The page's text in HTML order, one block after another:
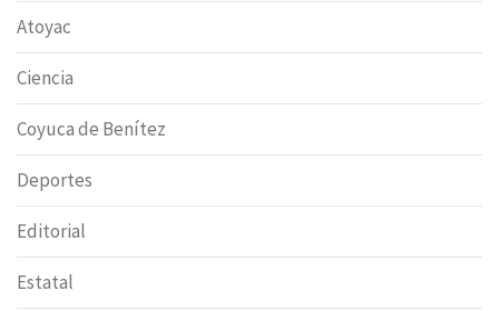
Atoyac
Ciencia
Coyuca de Benítez
Deportes
Editorial
Estatal